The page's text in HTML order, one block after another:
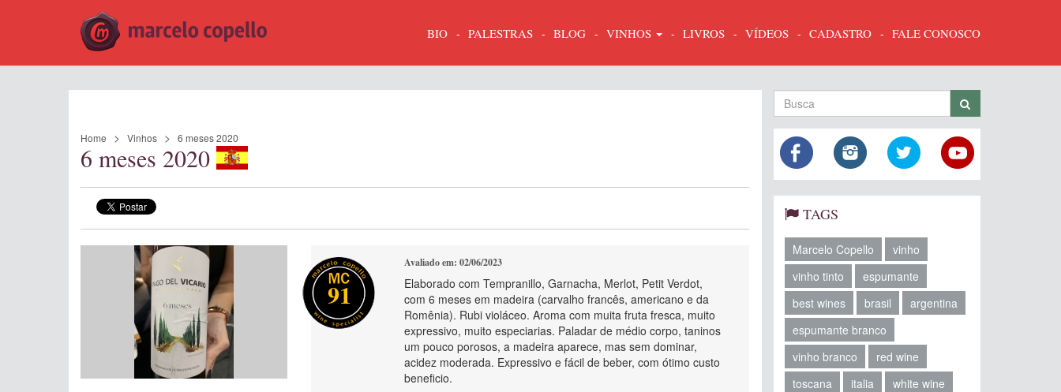
BIO PALESTRAS BLOG VINHOS LIVROS VÍDEOS CADASTRO FALE CONOSCO
Home Vinhos 6 meses 2020
6 meses 2020
91
Avaliado em: 02/06/2023
Elaborado com Tempranillo, Garnacha, Merlot, Petit Verdot,
com 6 meses em madeira (carvalho francês, americano e da
Romênia). Rubi violáceo. Aroma com muita fruta fresca, muito
expressivo, muito especiarias. Paladar de médio corpo, taninos
um pouco porosos, a madeira aparece, mas sem dominar,
acidez moderada. Expressivo e fácil de beber, com ótimo custo
beneficio.
TAGS
Marcelo Copello
vinho
vinho tinto
espumante
best wines
brasil
argentina
espumante branco
vinho branco
red wine
toscana
italia
white wine